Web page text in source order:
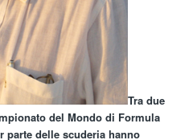
Tra due
del Mondo di Formula
parte delle scuderia hanno